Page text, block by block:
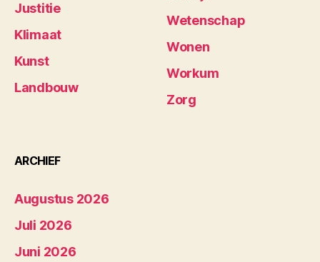
Justitie
Klimaat
Kunst
Landbouw
Wetenschap
Wonen
Workum
Zorg
ARCHIEF
Augustus 2026
Juli 2026
Juni 2026